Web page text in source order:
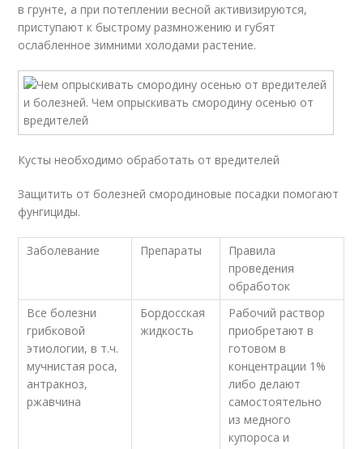
в грунте, а при потеплении весной активизируются,
приступают к быстрому размножению и губят
ослабленное зимними холодами растение.
Кусты необходимо обработать от вредителей
Защитить от болезней смородиновые посадки помогают
фунгициды.
Заболевание Препараты
Правила
проведения
обработок
Все болезни
грибковой
этиологии, в т.ч.
мучнистая роса,
антракноз,
ржавчина
Бордосская
жидкость
Рабочий раствор
приобретают в
готовом в
концентрации 1%
либо делают
самостоятельно
из медного
купороса и